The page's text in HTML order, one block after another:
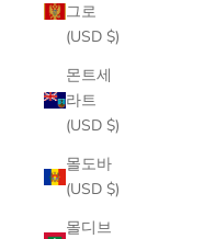
그로
(USD $)
몬트세
라트
(USD $)
몰도바
(USD $)
몰디브